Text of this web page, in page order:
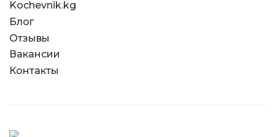
Kochevnik.kg
Блог
Отзывы
Вакансии
Контакты